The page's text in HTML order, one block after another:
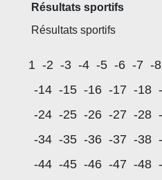
Résultats sportifs
Résultats sportifs
1 -2 -3 -4 -5 -6 -7 -8
-14 -15 -16 -17 -18
-24 -25 -26 -27 -28
-34 -35 -36 -37 -38
-44 -45 -46 -47 -48